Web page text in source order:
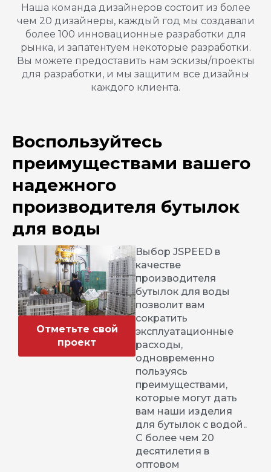
Наша команда дизайнеров состоит из более
чем 20 дизайнеры, каждый год мы создавали
более 100 инновационные разработки для
рынка, и запатентуем некоторые разработки.
Вы можете предоставить нам эскизы/проекты
для разработки, и мы защитим все дизайны
каждого клиента.
Воспользуйтесь
преимуществами вашего
надежного
производителя бутылок
для воды
Отметьте свой
проект
Выбор JSPEED в
качестве
производителя
бутылок для воды
позволит вам
сократить
эксплуатационные
расходы,
одновременно
пользуясь
преимуществами,
которые могут дать
вам наши изделия
для бутылок с водой..
С более чем 20
десятилетия в
оптовом